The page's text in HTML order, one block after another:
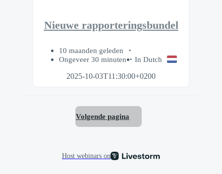
Nieuwe rapporteringsbundel
10 maanden geleden
Ongeveer 30 minuten
In Dutch
2025-10-03T11:30:00+0200
Volgende pagina
Host webinars on